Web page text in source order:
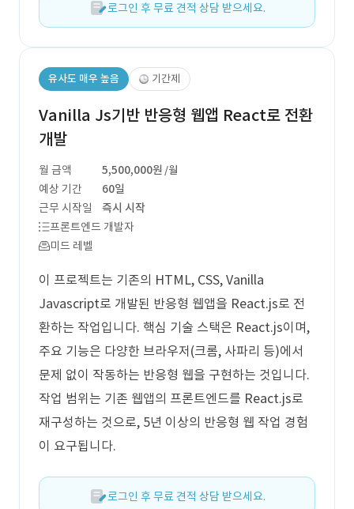
로그인 후 무료 견적 상담 받으세요.
유사도 매우 높음 기간제
Vanilla Js기반 반응형 웹앱 React로 전환
개발
월 금액 5,500,000원 /월
예상 기간
60일
근무 시작일
즉시 시작
프론트엔드 개발자
미드 레벨
이 프로젝트는 기존의 HTML, CSS, Vanilla
Javascript로 개발된 반응형 웹앱을 React.js로 전
환하는 작업입니다. 핵심 기술 스택은 React.js이며,
주요 기능은 다양한 브라우저(크롬, 사파리 등)에서
문제 없이 작동하는 반응형 웹을 구현하는 것입니다.
작업 범위는 기존 웹앱의 프론트엔드를 React.js로
재구성하는 것으로, 5년 이상의 반응형 웹 작업 경험
이 요구됩니다.
로그인 후 무료 견적 상담 받으세요.